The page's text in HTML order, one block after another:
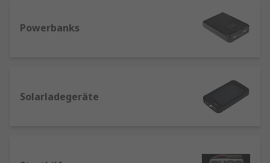
Eine herkömmliche wiederaufladbare Batterie
kann viele Male aufgeladen werden und hält in
Powerbanks
Solarladegeräte